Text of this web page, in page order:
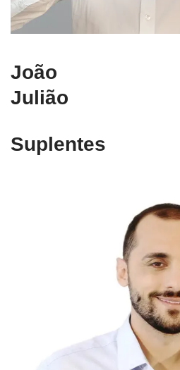
João
Julião
Suplentes